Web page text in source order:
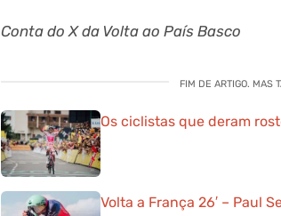
Conta do X da Volta ao País Basco
FIM DE ARTIGO. MAS
Os ciclistas que deram
Volta a França 26′ – Paul